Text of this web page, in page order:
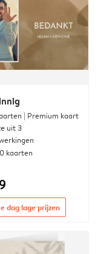
| Premium kaart
uit 3
kaarten
dag lage prijzen